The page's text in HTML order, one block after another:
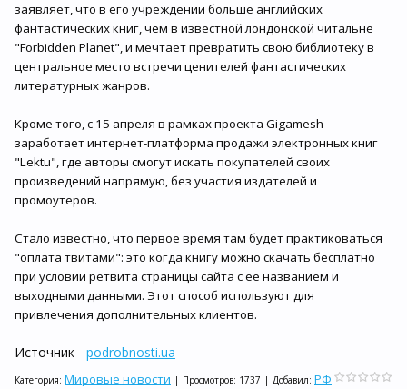
заявляет, что в его учреждении больше английских
фантастических книг, чем в известной лондонской читальне
"Forbidden Planet", и мечтает превратить свою библиотеку в
центральное место встречи ценителей фантастических
литературных жанров.
Кроме того, с 15 апреля в рамках проекта Gigamesh
заработает интернет-платформа продажи электронных книг
"Lektu", где авторы смогут искать покупателей своих
произведений напрямую, без участия издателей и
промоутеров.
Стало известно, что первое время там будет практиковаться
"оплата твитами": это когда книгу можно скачать бесплатно
при условии ретвита страницы сайта с ее названием и
выходными данными. Этот способ используют для
привлечения дополнительных клиентов.
Источник - podrobnosti.ua
Категория: Мировые новости | Просмотров: 1737 | Добавил: РФ